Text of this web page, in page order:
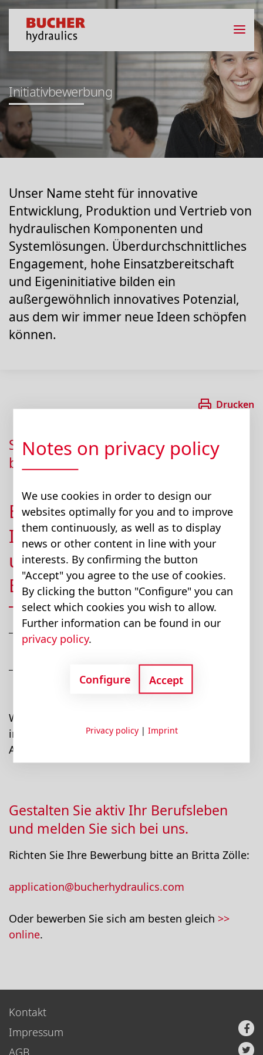
Initiativbewerbung
Unser Name steht für innovative
Entwicklung, Produktion und Vertrieb von
hydraulischen Komponenten und
Systemlösungen. Überdurchschnittliches
Engagement, hohe Einsatzbereitschaft
und Eigeninitiative bilden ein
außergewöhnlich innovatives Potenzial,
aus dem wir immer neue Ideen schöpfen
können.
Drucken
Schön, dass Sie sich für eine Mitarbeit
bei uns interessieren!
Ergreifen Sie die
Initiative und schicken Sie
uns Ihre
Bewerbungsunterlagen
In welchem Bereich wollen Sie für uns tätig
werden?
An welchem Standort würden Sie gerne
Wir lassen Ihnen die Wahl, denn wir schätzen
initiative Mitarbeitende, die klare Ziele vor
Augen haben.
Gestalten Sie aktiv Ihr Berufsleben
und melden Sie sich bei uns.
Richten Sie Ihre Bewerbung bitte an Britta Zölle:
application@bucherhydraulics.com
Oder bewerben Sie sich am besten gleich >>
online.
Kontakt
Impressum
AGB
Notes on privacy policy
We use cookies in order to design our
websites optimally for you and to improve
them continuously, as well as to display
news or other content in line with your
interests. By confirming the button
"Accept" you agree to the use of cookies.
By clicking the button "Configure" you can
select which cookies you wish to allow.
Further information can be found in our
privacy policy.
Configure Accept
Privacy policy| Imprint